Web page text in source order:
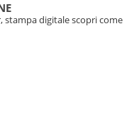
stampa digitale scopri come